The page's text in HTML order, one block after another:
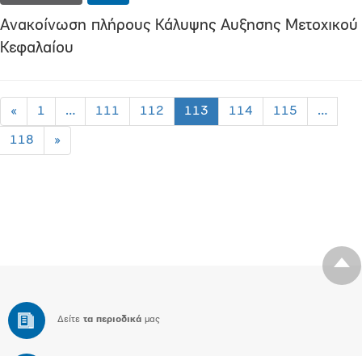
Ανακοίνωση πλήρους Κάλυψης Αυξησης Μετοχικού
Κεφαλαίου
« 1 … 111 112 113 114 115 …
118 »
Δείτε τα περιοδικά μας